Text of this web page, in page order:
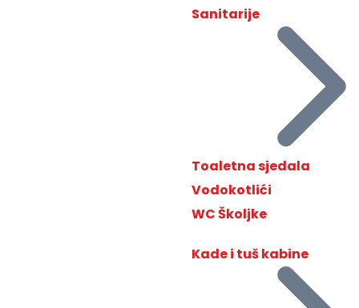
Sanitarije
Toaletna sjedala
Vodokotlići
WC Školjke
Kade i tuš kabine